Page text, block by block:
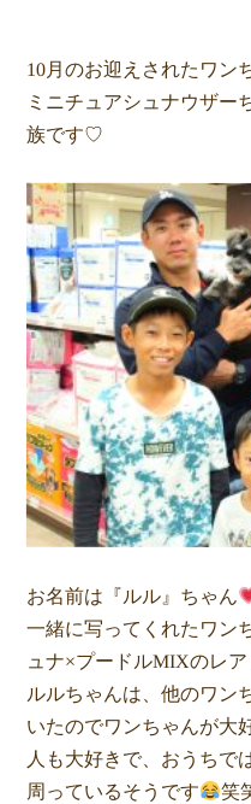
10月のお迎えされたワン
ミニチュアシュナウザー
族です♡
お名前は『ルル』ちゃん
一緒に写ってくれたワン
ュナ×プードルMIXのレア
ルルちゃんは、他のワン
いたのでワンちゃんが大
人も大好きで、おうちで
周っているそうです 笑